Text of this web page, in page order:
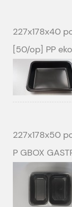
227x178x40
[50/op] PP
227x178x50
P GBOX